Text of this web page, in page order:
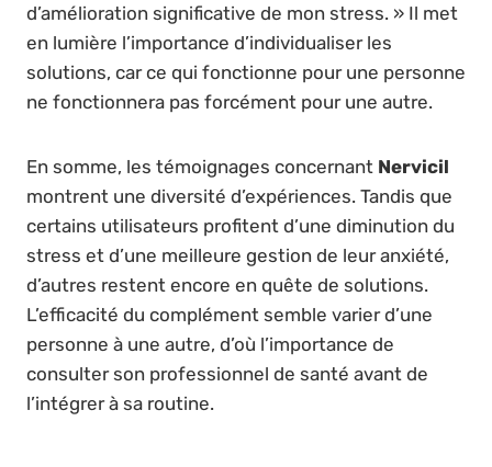
d’amélioration significative de mon stress. » Il met
en lumière l’importance d’individualiser les
solutions, car ce qui fonctionne pour une personne
ne fonctionnera pas forcément pour une autre.
En somme, les témoignages concernant Nervicil
montrent une diversité d’expériences. Tandis que
certains utilisateurs profitent d’une diminution du
stress et d’une meilleure gestion de leur anxiété,
d’autres restent encore en quête de solutions.
L’efficacité du complément semble varier d’une
personne à une autre, d’où l’importance de
consulter son professionnel de santé avant de
l’intégrer à sa routine.